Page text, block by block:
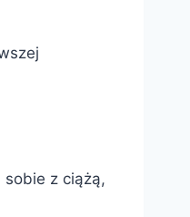
sobie z ciążą,